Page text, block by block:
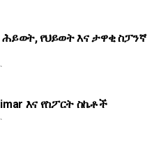
ሕይወት, የህይወት እና ታዋቂ ስፓንኛ
እና የስፖርት ስኬቶች